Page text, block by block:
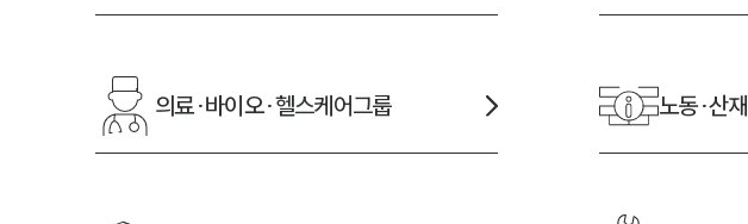
의료·바이오·헬스케어그룹 노동·산재